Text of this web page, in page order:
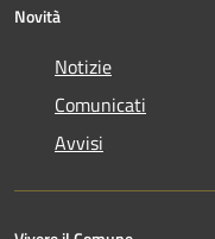
Novità
Notizie
Comunicati
Avvisi